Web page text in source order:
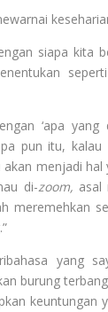
siapa kita
‘apa yang
pun itu, kalau
menjadi hal
di-zoom, asal
meremehkan
yang
burung
keuntungan